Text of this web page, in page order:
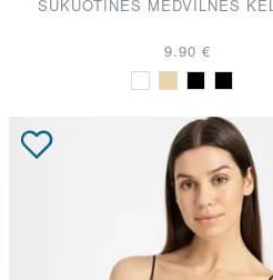
ŠUKUOTINĖS MEDVILNĖS
9.90 €